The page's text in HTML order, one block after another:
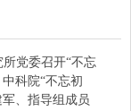
所党委召开“不忘
中科院“不忘初
、指导组成员